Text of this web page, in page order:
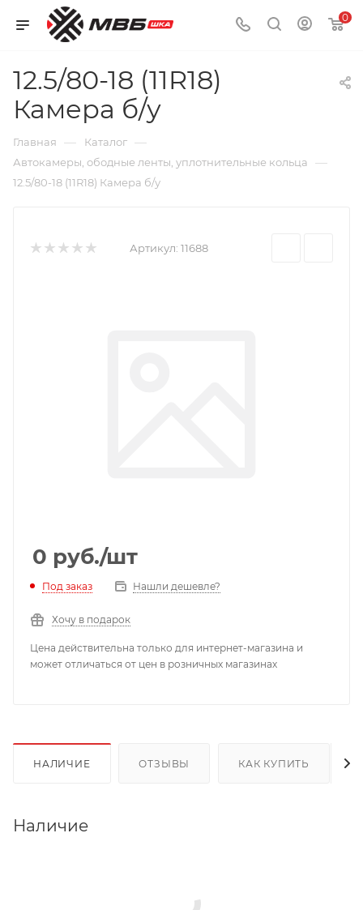
0
12.5/80-18 (11R18)
Камера б/у
Главная — Каталог —
Автокамеры, ободные ленты, уплотнительные кольца —
12.5/80-18 (11R18) Камера б/у
Артикул: 11688
0 руб./шт
Под заказ Нашли дешевле?
Хочу в подарок
Цена действительна только для интернет-магазина и
может отличаться от цен в розничных магазинах
НАЛИЧИЕ ОТЗЫВЫ КАК КУПИТЬ
Наличие